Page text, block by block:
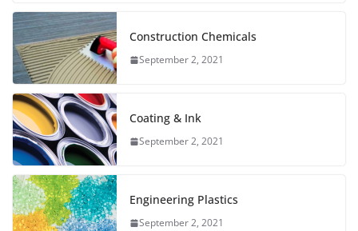
Construction Chemicals
September 2, 2021
Coating & Ink
September 2, 2021
Engineering Plastics
September 2, 2021